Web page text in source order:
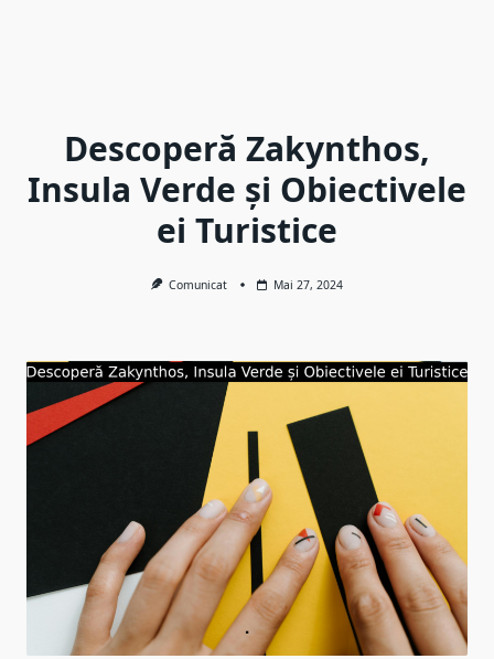
Descoperă Zakynthos,
Insula Verde și Obiectivele
ei Turistice
Comunicat Mai 27, 2024